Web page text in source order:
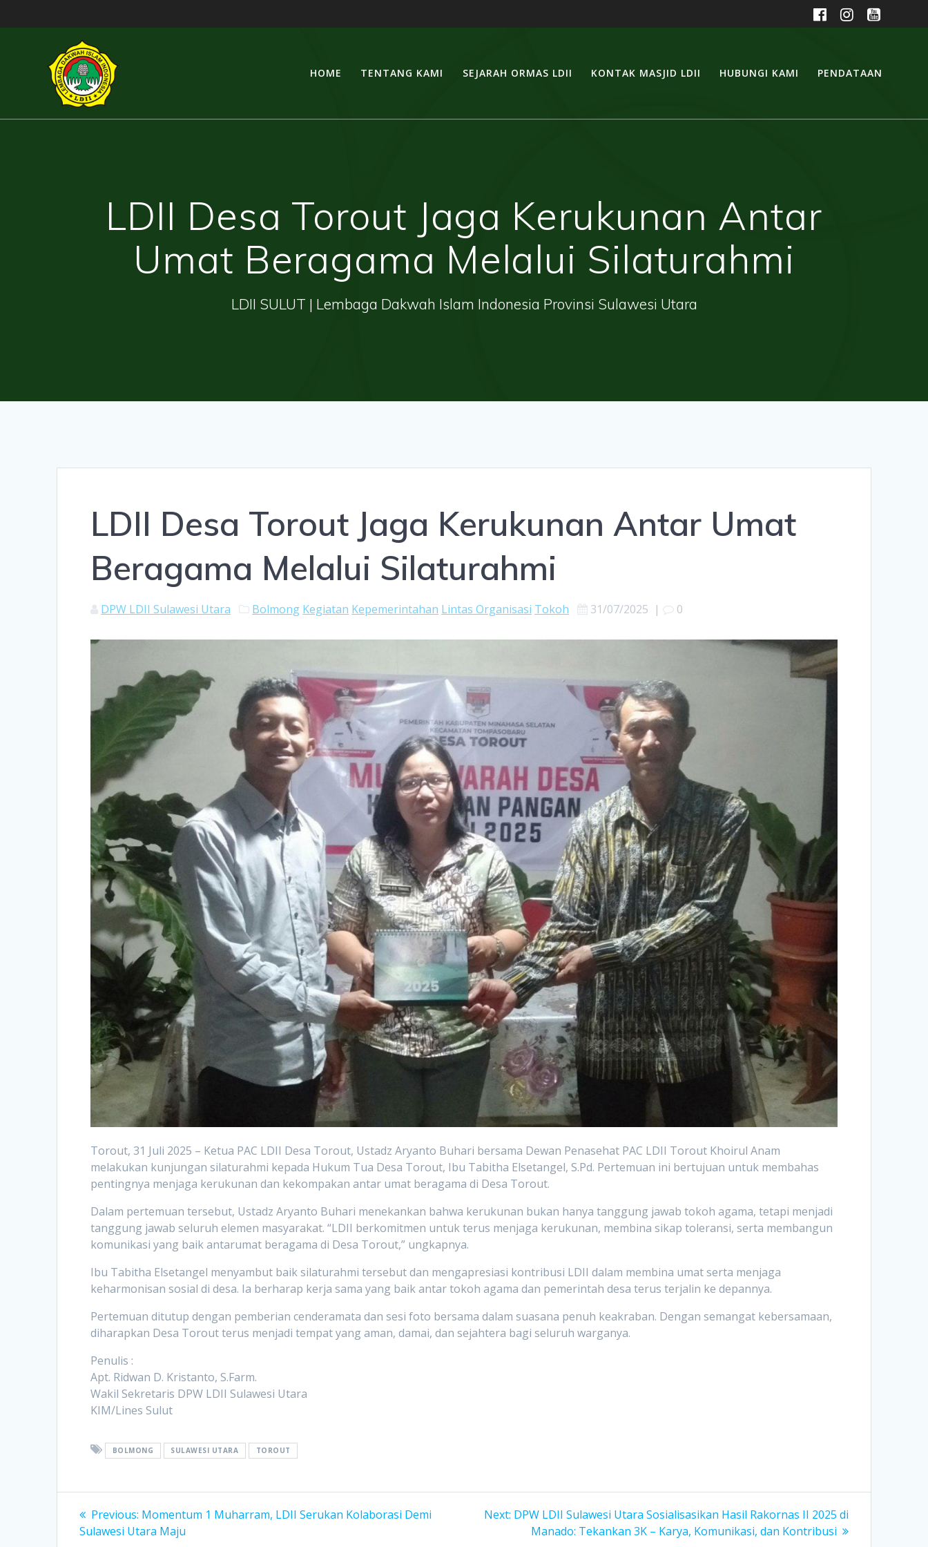
to
HOME TENTANG KAMI SEJARAH ORMAS LDII KONTAK MASJID LDII HUBUNGI KAMI PENDATAAN
LDII Desa Torout Jaga Kerukunan Antar
Umat Beragama Melalui Silaturahmi
LDII SULUT | Lembaga Dakwah Islam Indonesia Provinsi Sulawesi Utara
LDII Desa Torout Jaga Kerukunan Antar Umat
Beragama Melalui Silaturahmi
DPW LDII Sulawesi Utara Bolmong Kegiatan Kepemerintahan Lintas Organisasi Tokoh 31/07/2025 | 0
Torout, 31 Juli 2025 – Ketua PAC LDII Desa Torout, Ustadz Aryanto Buhari bersama Dewan Penasehat PAC LDII Torout Khoirul Anam
melakukan kunjungan silaturahmi kepada Hukum Tua Desa Torout, Ibu Tabitha Elsetangel, S.Pd. Pertemuan ini bertujuan untuk membahas
pentingnya menjaga kerukunan dan kekompakan antar umat beragama di Desa Torout.
Dalam pertemuan tersebut, Ustadz Aryanto Buhari menekankan bahwa kerukunan bukan hanya tanggung jawab tokoh agama, tetapi menjadi
tanggung jawab seluruh elemen masyarakat. “LDII berkomitmen untuk terus menjaga kerukunan, membina sikap toleransi, serta membangun
komunikasi yang baik antarumat beragama di Desa Torout,” ungkapnya.
Ibu Tabitha Elsetangel menyambut baik silaturahmi tersebut dan mengapresiasi kontribusi LDII dalam membina umat serta menjaga
keharmonisan sosial di desa. Ia berharap kerja sama yang baik antar tokoh agama dan pemerintah desa terus terjalin ke depannya.
Pertemuan ditutup dengan pemberian cenderamata dan sesi foto bersama dalam suasana penuh keakraban. Dengan semangat kebersamaan,
diharapkan Desa Torout terus menjadi tempat yang aman, damai, dan sejahtera bagi seluruh warganya.
Penulis :
Apt. Ridwan D. Kristanto, S.Farm.
Wakil Sekretaris DPW LDII Sulawesi Utara
KIM/Lines Sulut
BOLMONG SULAWESI UTARA TOROUT
Post
Previous: Previous
post:
Momentum 1 Muharram, LDII Serukan Kolaborasi Demi
Sulawesi Utara Maju
Next: Next
post:
DPW LDII Sulawesi Utara Sosialisasikan Hasil Rakornas II 2025 di
Manado: Tekankan 3K – Karya, Komunikasi, dan Kontribusi